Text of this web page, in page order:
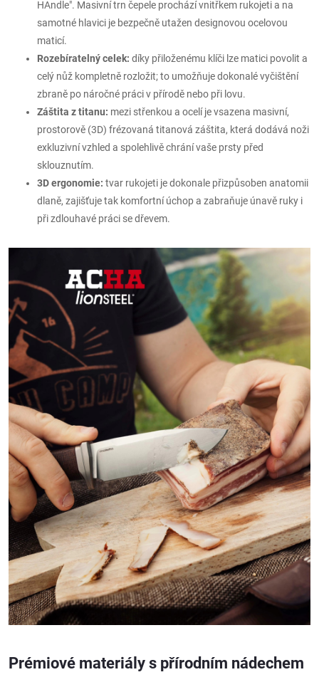
HAndle". Masivní trn čepele prochází vnitřkem rukojeti a na
samotné hlavici je bezpečně utažen designovou ocelovou
maticí.
Rozebíratelný celek: díky přiloženému klíči lze matici povolit a
celý nůž kompletně rozložit; to umožňuje dokonalé vyčištění
zbraně po náročné práci v přírodě nebo při lovu.
Záštita z titanu: mezi střenkou a ocelí je vsazena masivní,
prostorově (3D) frézovaná titanová záštita, která dodává noži
exkluzivní vzhled a spolehlivě chrání vaše prsty před
sklouznutím.
3D ergonomie: tvar rukojeti je dokonale přizpůsoben anatomii
dlaně, zajišťuje tak komfortní úchop a zabraňuje únavě ruky i
při zdlouhavé práci se dřevem.
Prémiové materiály s přírodním nádechem